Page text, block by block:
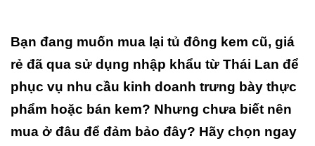
Bạn đang muốn mua lại tủ đông kem cũ, giá
rẻ đã qua sử dụng nhập khẩu từ Thái Lan để
phục vụ nhu cầu kinh doanh trưng bày thực
phẩm hoặc bán kem? Nhưng chưa biết nên
mua ở đâu để đảm bảo đây? Hãy chọn ngay